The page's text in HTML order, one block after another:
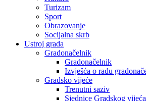
Turizam
Sport
Obrazovanje
Socijalna skrb
Ustroj grada
Gradonačelnik
Gradonačelnik
Izvješća o radu
Gradsko vijeće
Trenutni saziv
Sjednice Gradskog vijeća